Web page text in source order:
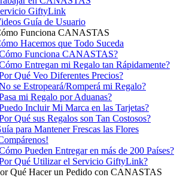
GiftyLink
Guía de Usuario
Funciona CANASTAS
Hacemos que Todo Suceda
Funciona CANASTAS?
Entregan mi Regalo tan Rápidamente?
Qué Veo Diferentes Precios?
se Estropeará/Romperá mi Regalo?
mi Regalo por Aduanas?
Incluir Mi Marca en las Tarjetas?
Qué sus Regalos son Tan Costosos?
para Mantener Frescas las Flores
Pueden Entregar en más de 200 Países?
Qué Utilizar el Servicio GiftyLink?
Qué Hacer un Pedido con CANASTAS